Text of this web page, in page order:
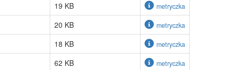
19 KB metryczka
20 KB metryczka
18 KB metryczka
62 KB metryczka